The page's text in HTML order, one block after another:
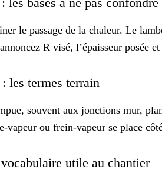
le passage de la chaleur. Le
R visé, l’épaisseur posée
les termes terrain
souvent aux jonctions mur,
ou frein-vapeur se place
utile au chantier